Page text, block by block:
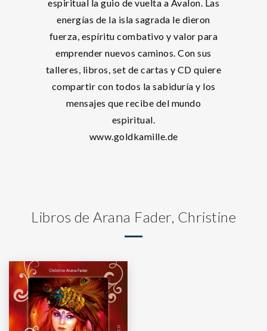
espiritual la guio de vuelta a Avalon. Las
energías de la isla sagrada le dieron
fuerza, espíritu combativo y valor para
emprender nuevos caminos. Con sus
talleres, libros, set de cartas y CD quiere
compartir con todos la sabiduría y los
mensajes que recibe del mundo
espiritual.
www.goldkamille.de
Libros de Arana Fader, Christine